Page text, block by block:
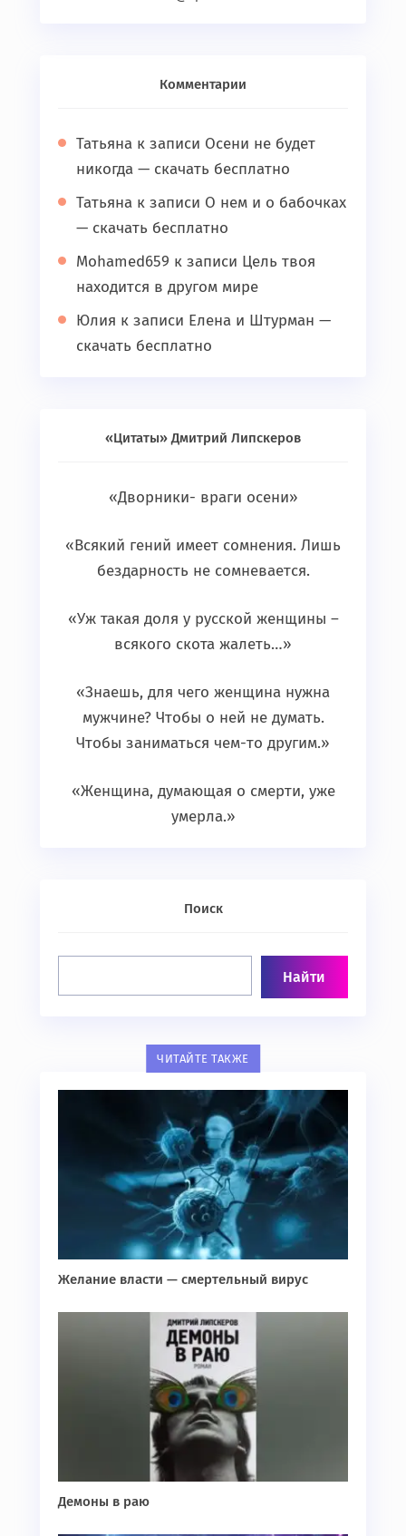
Комментарии
Татьяна к записи Осени не будет
никогда — скачать бесплатно
Татьяна к записи О нем и о бабочках
— скачать бесплатно
Mohamed659 к записи Цель твоя
находится в другом мире
Юлия к записи Елена и Штурман —
скачать бесплатно
«Цитаты» Дмитрий Липскеров
«Дворники- враги осени»
«Всякий гений имеет сомнения. Лишь
бездарность не сомневается.
«Уж такая доля у русской женщины –
всякого скота жалеть…»
«Знаешь, для чего женщина нужна
мужчине? Чтобы о ней не думать.
Чтобы заниматься чем-то другим.»
«Женщина, думающая о смерти, уже
умерла.»
Поиск
ЧИТАЙТЕ ТАКЖЕ
Желание власти — смертельный вирус
Демоны в раю